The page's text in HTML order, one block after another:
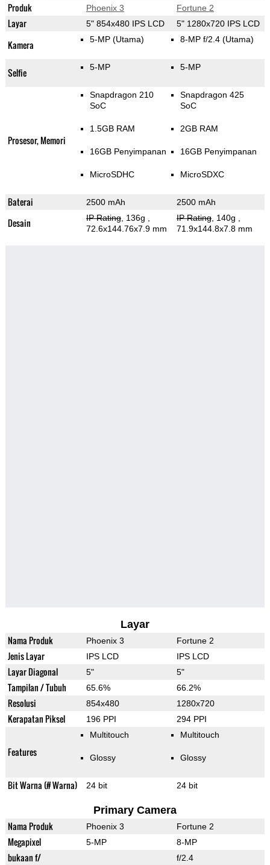
Produk Phoenix 3 Fortune 2
Layar 5" 854x480 IPS LCD 5" 1280x720 IPS LCD
Kamera 5-MP (Utama) 8-MP f/2.4 (Utama)
Selfie 5-MP 5-MP
Prosesor, Memori
Snapdragon 210
SoC
1.5GB RAM
16GB Penyimpanan
MicroSDHC
Snapdragon 425
SoC
2GB RAM
16GB Penyimpanan
MicroSDXC
Baterai 2500 mAh 2500 mAh
Desain IP Rating, 136g
72.6x144.76x7.9 mm
IP Rating, 140g
71.9x144.8x7.8 mm
Layar
Nama Produk Phoenix 3 Fortune 2
Jenis Layar IPS LCD IPS LCD
Layar Diagonal 5" 5"
Tampilan / Tubuh 65.6% 66.2%
Resolusi 854x480 1280x720
Kerapatan Piksel 196 PPI 294 PPI
Features
Multitouch
Glossy
Multitouch
Glossy
Bit Warna (# Warna) 24 bit 24 bit
Primary Camera
Nama Produk Phoenix 3 Fortune 2
Megapixel 5-MP 8-MP
bukaan f/ f/2.4